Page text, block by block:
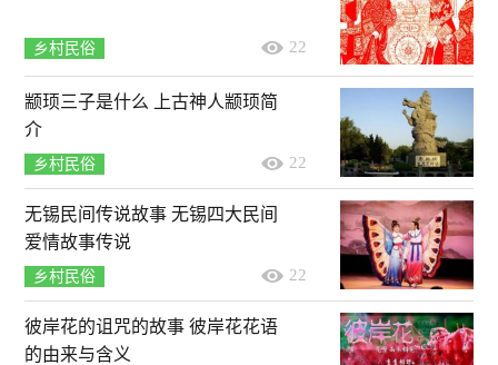
乡村民俗 22
颛顼三子是什么 上古神人颛顼简
介
乡村民俗 22
无锡民间传说故事 无锡四大民间
爱情故事传说
乡村民俗 22
彼岸花的诅咒的故事 彼岸花花语
的由来与含义